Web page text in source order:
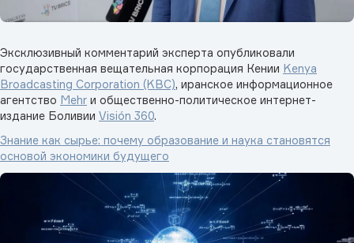
Эксклюзивный комментарий эксперта опубликовали
государственная вещательная корпорация Кении Kenya
Broadcasting Corporation (KBC), иранское информационное
агентство Mehr и общественно-политическое интернет-
издание Боливии Visión 360.
Знание как сырье: почему образование и наука становятся
основой экономики будущего